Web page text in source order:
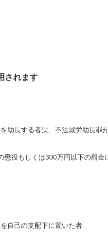
されます
助長する者は、不法就労助長罪
懲役もしくは300万円以下の罰
自己の支配下に置いた者